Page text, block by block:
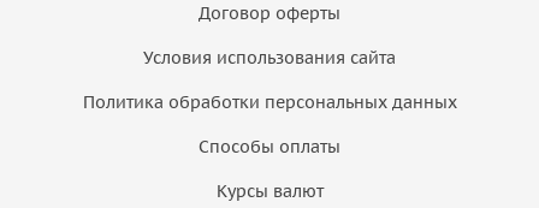
Договор оферты
Условия использования сайта
Политика обработки персональных данных
Способы оплаты
Курсы валют